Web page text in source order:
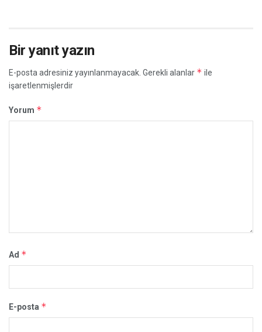
Bir yanıt yazın
E-posta adresiniz yayınlanmayacak. Gerekli alanlar * ile
işaretlenmişlerdir
Yorum *
Ad *
E-posta *